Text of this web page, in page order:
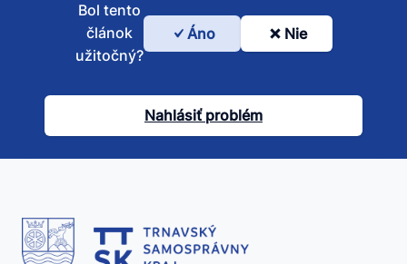
Bol
článok
užitočný?
Bol tento
článok
užitočný?
Áno Nie
Nahlásiť problém